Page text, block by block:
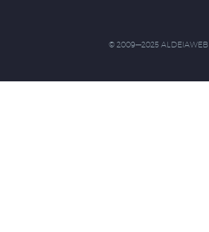
© 2009—2025 ALDEIAWEB